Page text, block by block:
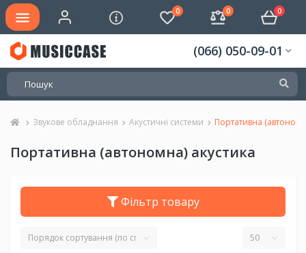
0 0 0
(066) 050-09-01
Звукове обладнання Акустичні системи Портативна
Портативна (автономна) акустика
Фільтр товару